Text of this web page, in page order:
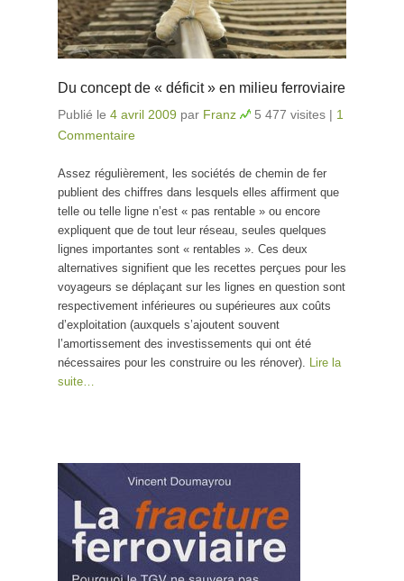
Du concept de « déficit » en milieu ferroviaire
Publié le 4 avril 2009 par Franz 5 477 visites | 1
Commentaire
Assez régulièrement, les sociétés de chemin de fer
publient des chiffres dans lesquels elles affirment que
telle ou telle ligne n’est « pas rentable » ou encore
expliquent que de tout leur réseau, seules quelques
lignes importantes sont « rentables ». Ces deux
alternatives signifient que les recettes perçues pour les
voyageurs se déplaçant sur les lignes en question sont
respectivement inférieures ou supérieures aux coûts
d’exploitation (auxquels s’ajoutent souvent
l’amortissement des investissements qui ont été
nécessaires pour les construire ou les rénover). Lire la
suite…